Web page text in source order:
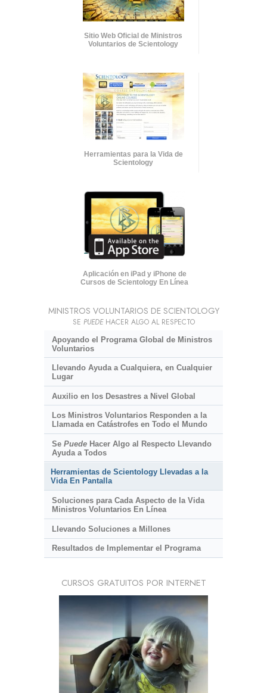
Sitio Web Oficial de Ministros
Voluntarios de Scientology
Herramientas para la Vida de
Scientology
Aplicación en iPad y iPhone de
Cursos de Scientology En Línea
MINISTROS VOLUNTARIOS DE SCIENTOLOGY
SE PUEDEHACER ALGO AL RESPECTO
Apoyando el Programa Global de Ministros
Voluntarios
Llevando Ayuda a Cualquiera, en Cualquier
Lugar
Auxilio en los Desastres a Nivel Global
Los Ministros Voluntarios Responden a la
Llamada en Catástrofes en Todo el Mundo
Se PuedeHacer Algo al Respecto Llevando
Ayuda a Todos
Herramientas de Scientology Llevadas a la
Vida En Pantalla
Soluciones para Cada Aspecto de la Vida
Ministros Voluntarios En Línea
Llevando Soluciones a Millones
Resultados de Implementar el Programa
CURSOS GRATUITOS POR INTERNET